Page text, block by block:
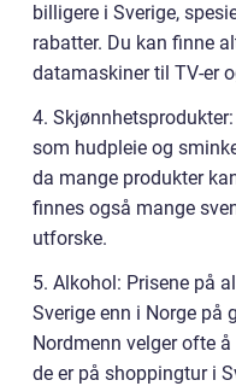
billigere i Sverige,
rabatter. Du kan finne
datamaskiner til TV-er
4.
som hudpleie og
da mange produkter
finnes også mange
utforske.
5. Alkohol: Prisene på
Sverige enn i Norge på
Nordmenn velger ofte
de er på shoppingtur i